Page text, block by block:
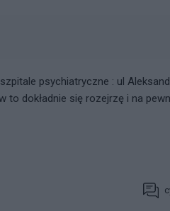
psychiatryczne : ul
to dokładnie się rozejrzę i na